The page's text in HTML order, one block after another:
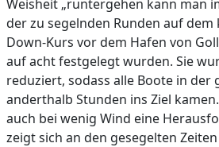
Weisheit „runtergehen kann man
der zu segelnden Runden auf dem
Down-Kurs vor dem Hafen von
auf acht festgelegt wurden. Sie
reduziert, sodass alle Boote in der
anderthalb Stunden ins Ziel
auch bei wenig Wind eine
zeigt sich an den gesegelten